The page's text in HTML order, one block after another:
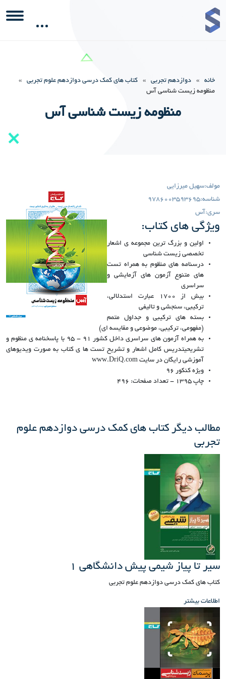
خانه » دوازدهم تجربی » کتاب های کمک درسی دوازدهم علوم تجربی
»
منظومه زیست شناسی آس
منظومه زیست شناسی آس
مولف:سهیل میرزایی
شناسه:9786003593695
سری: آس
ویژگی های کتاب:
اولین و بزرگ ترین مجموعه ی اشعار
تخصصی زیست شناسی
درسنامه های منظوم به همراه تست
های متنوع آزمون های آزمایشی و
سراسری
بیش از 1700 عبارت استدلالی،
ترکیبی، سنجشی و تالیفی
بسته های ترکیبی و جداول متمم
(مفهومی، ترکیبی، موضوعی و مقایسه ای)
به همراه آزمون های سراسری داخل کشور 91 - 95 با پاسخنامه ی منظوم و
تشریحیتدریس کامل اشعار و تشریح تست ها ی کتاب به صورت ویدیوهای
آموزشی رایگان در سایت www.DriQ.com
ویژه کنکور 96
چاپ 1395 - تعداد صفحات: 496
مطالب دیگر کتاب های کمک درسی دوازدهم علوم
تجربی
سیر تا پیاز شیمی پیش دانشگاهی 1
کتاب های کمک درسی دوازدهم علوم تجربی
اطلاعات بیشتر